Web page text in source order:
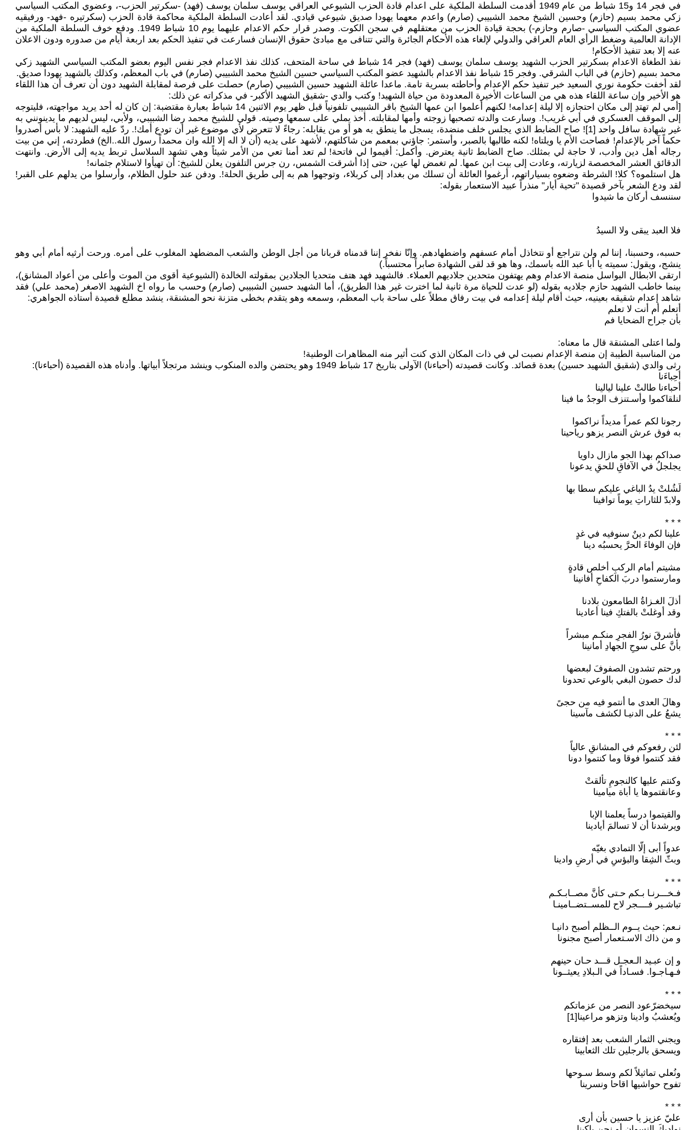
في فجر 14 و15 شباط من عام 1949 أقدمت السلطة الملكية على اعدام قادة الحزب الشيوعي العراقي يوسف سلمان يوسف (فهد) -سكرتير الحزب-، وعضوي المكتب السياسي
زكي محمد بسيم (حازم) وحسين الشيخ محمد الشبيبي (صارم) واعدم معهما يهودا صديق شيوعي قيادي. لقد أعادت السلطة الملكية محاكمة قادة الحزب (سكرتيره -فهد- ورفيقيه
عضوي المكتب السياسي -صارم وحازم-) بحجة قيادة الحزب من معتقلهم في سجن الكوت. وصدر قرار حكم الاعدام عليهما يوم 10 شباط 1949. ودفع خوف السلطة الملكية من
الإدانة العالمية وضغط الرأي العام العراقي والدولي لإلغاء هذه الأحكام الجائرة والتي تتنافى مع مبادئ حقوق الإنسان فسارعت في تنفيذ الحكم بعد اربعة أيام من صدوره ودون الاعلان
عنه إلا بعد تنفيذ الأحكام!
نفذ الطغاة الاعدام بسكرتير الحزب الشهيد يوسف سلمان يوسف (فهد) فجر 14 شباط في ساحة المتحف، كذلك نفذ الاعدام فجر نفس اليوم بعضو المكتب السياسي الشهيد زكي
محمد بسيم (حازم) في الباب الشرقي. وفجر 15 شباط نفذ الاعدام بالشهيد عضو المكتب السياسي حسين الشيخ محمد الشبيبي (صارم) في باب المعظم، وكذلك بالشهيد يهودا صديق.
لقد أخفت حكومة نوري السعيد خبر تنفيذ حكم الإعدام وأحاطته بسرية تامة. ماعدا عائلة الشهيد حسين الشبيبي (صارم) حصلت على فرصة لمقابلة الشهيد دون أن تعرف أن هذا اللقاء
هو الأخير وإن ساعة اللقاء هذه هي من الساعات الأخيرة المعدودة من حياة الشهيد! وكتب والدي -شقيق الشهيد الأكبر- في مذكراته عن ذلك:
[أمي لم تهتدِ إلى مكان احتجازه إلا ليلة إعدامه! لكنهم أعلموا ابن عمها الشيخ باقر الشبيبي تلفونياً قبل ظهر يوم الاثنين 14 شباط بعبارة مقتضبة: إن كان له أحد يريد مواجهته، فليتوجه
إلى الموقف العسكري في أبي غريب!. وسارعت والدته تصحبها زوجته وأمها لمقابلته. أخذ يملي على سمعها وصيته. قولي للشيخ محمد رضا الشبيبي، ولأبي، ليس لديهم ما يدينونني به
غير شهادة سافل واحد [1]! صاح الضابط الذي يجلس خلف منضدة، يسجل ما ينطق به هو أو من يقابله: رجاءً لا تتعرض لأي موضوع غير أن تودع أمك!. ردّ عليه الشهيد: لا بأس أصدروا
حكماً آخر بالإعدام! فصاحت الأم يا ويلتاه! لكنه طالبها بالصبر، وأستمر: جاؤني بمعمم من شاكلتهم، لأشهد على يديه (أن لا اله إلا الله وان محمداً رسول الله..الخ) فطردته، إني من بيت
رجاله أهل دين وأدب، لا حاجة لي بمثلك. صاح الضابط ثانية يعترض. وأكمل: أقيموا لي فاتحة! لم تعد أمنا تعي من الأمر شيئاً وهي تشهد السلاسل تربط يديه إلى الأرض. وانتهت
الدقائق العشر المخصصة لزيارته، وعادت إلى بيت ابن عمها. لم تغمض لها عين، حتى إذا أشرقت الشمس، رن جرس التلفون يعلن للشيخ: أن تهيأوا لاستلام جثمانه!
هل استلموه؟ كلا! الشرطة وضعوه بسياراتهم، أرغموا العائلة أن تسلك من بغداد إلى كربلاء، وتوجهوا هم به إلى طريق الحلة!. ودفن عند حلول الظلام، وأرسلوا من يدلهم على القبر!
لقد ودع الشعر بآخر قصيدة "تحية أيار" منذراً عبيد الاستعمار بقوله:
سننسف أركان ما شيدوا
فلا العبد يبقى ولا السيدُ
حسبه، وحسبنا، إننا لم ولن نتراجع أو نتخاذل أمام عسفهم واضطهادهم. وإنّا نفخر إننا قدمناه قربانا من أجل الوطن والشعب المضطهد المغلوب على أمره. ورحت أرثيه أمام أبي وهو
ينشج، ويقول: سميته يا أبا عبد الله باسمك، وها هو قد لقى الشهادة صابراً محتسباً.)
ارتقى الابطال البواسل منصة الاعدام وهم يهتفون متحدين جلاديهم العملاء. فالشهيد فهد هتف متحديا الجلادين بمقولته الخالدة (الشيوعية أقوى من الموت وأعلى من أعواد المشانق)،
بينما خاطب الشهيد حازم جلاديه بقوله (لو عدت للحياة مرة ثانية لما اخترت غير هذا الطريق)، أما الشهيد حسين الشبيبي (صارم) وحسب ما رواه اخ الشهيد الاصغر (محمد علي) فقد
شاهد إعدام شقيقه بعينيه، حيث أقام ليلة إعدامه في بيت رفاق مطلاً على ساحة باب المعظم، وسمعه وهو يتقدم بخطى متزنة نحو المشنقة، ينشد مطلع قصيدة أستاذه الجواهري:
أتعلم أم أنت لا تعلم
بأن جراح الضحايا فم
ولما اعتلى المشنقة قال ما معناه:
من المناسبة الطيبة إن منصة الإعدام نصبت لي في ذات المكان الذي كنت أثير منه المظاهرات الوطنية!
رثى والدي (شقيق الشهيد حسين) بعدة قصائد. وكانت قصيدته (أحباءنا) الآولى بتاريخ 17 شباط 1949 وهو يحتضن والده المنكوب وينشد مرتجلاً أبياتها. وأدناه هذه القصيدة (أحباءنا):
أحِباءَنا
أحباءنا طالتْ علينا ليالينا
لنلقاكموا وأسـتنزف الوجدُ ما فينا
رجونا لكم عمراً مديداً نراكموا
به فوق عرش النصر يزهو رياحينا
صداكم بهذا الجو مازال داويا
يجلجلُ في الآفاقِ للحقِ يدعونا
لَشُلتْ يدُ الباغي عليكم سطا بها
ولابدّ للثاراتِ يوماً توافينا
* * *
علينا لكم دينٌ سنوفيه في غدٍ
فإن الوفاءَ الحرَّ يحسبُه دينا
مشيتم أمام الركبِ أخلص قادةٍ
ومارستموا دربَ الكفاحِ أفانينا
أذلَ الغـزاةُ الطامعون بلادنا
وقد أوغلتْ بالفتكِ فينا أعادينا
فأشرقَ نورُ الفجرِ منكـم مبشراً
بأنَّ على سوحِ الجهادِ أمانينا
ورحتم تشدون الصفوفَ لبعضها
لدك حصون البغي بالوعي تحدونا
وهالَ العدى ما أنتمو فيه من حجىً
يشعُ على الدنيـا لكشف مآسينا
* * *
لئن رفعوكم في المشانقِ عالياً
فقد كنتموا فوقا وما كنتموا دونا
وكنتم عليها كالنجومِ تألقتْ
وعانقتموها يا أباة ميامينا
والقيتموا درساً يعلمنا الإبا
ويرشدنا أن لا تسالمَ أيادينا
عدواً أبى إلّا التمادي بغيّه
وبثّ الشِقا والبؤسِ في أرضِ وادينا
* * *
فـخـــرنـا بـكم حـتى كأنَّ مصــابـكـم
تباشـير فــــجر لاح للمســتضــامينـا
نـعم: حيث يــوم الــظلم أصبح دانيـا
و من ذاك الاسـتعمار أصبح مجنونا
و إن عبـيد الـعجـل قـــد حـان حينهم
فـهـاجـوا. فسـاداً في الـبلادِ يعيثــونا
* * *
سيخضرّعود النصر من عزماتكم
ويُعشبُ وادينا وتزهو مراعينا[1]
ويجني الثمار الشعب بعد إفتقاره
ويسحق بالرجلين تلك الثعابينا
ونُعلي تماثيلاً لكم وسط سـوحها
تفوح حواشيها اقاحا ونسرينا
* * *
عليّ عزيز يا حسين بأن أرى